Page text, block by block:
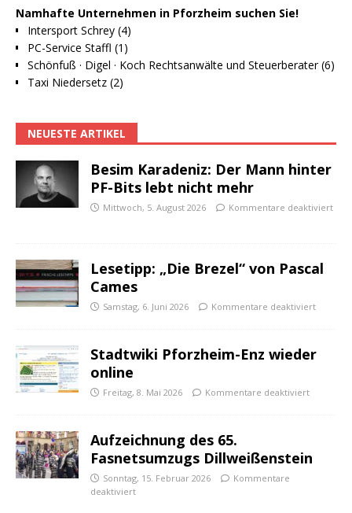
Namhafte Unternehmen in Pforzheim suchen Sie!
Intersport Schrey (4)
PC-Service Staffl (1)
Schönfuß · Digel · Koch Rechtsanwälte und Steuerberater (6)
Taxi Niedersetz (2)
NEUESTE ARTIKEL
Besim Karadeniz: Der Mann hinter
PF-Bits lebt nicht mehr
Mittwoch, 5. August 2026 Kommentare deaktiviert
Lesetipp: „Die Brezel“ von Pascal
Cames
Samstag, 6. Juni 2026 Kommentare deaktiviert
Stadtwiki Pforzheim-Enz wieder
online
Freitag, 8. Mai 2026 Kommentare deaktiviert
Aufzeichnung des 65.
Fasnetsumzugs Dillweißenstein
Sonntag, 15. Februar 2026
Kommentare
deaktiviert